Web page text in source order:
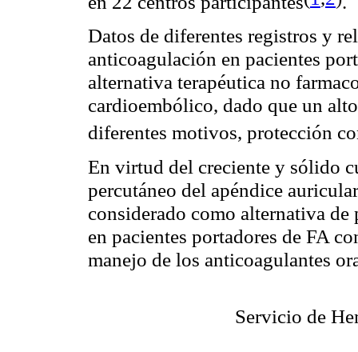
Datos de diferentes registros y
anticoagulación en pacientes
alternativa terapéutica no
cardioembólico, dado que un
diferentes motivos, protección
En virtud del creciente y sólido
percutáneo del apéndice
considerado como alternativa
en pacientes portadores de FA
manejo de los anticoagulantes
Servicio de